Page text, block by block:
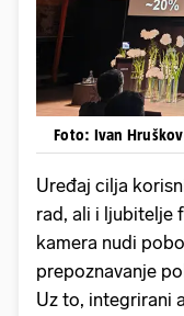
Foto: Ivan
Uređaj cilja
rad, ali i ljubitelje
kamera nudi
prepoznavanje
Uz to, integrirani